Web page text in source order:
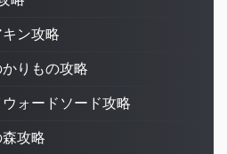
ン攻略
りもの攻略
ォードソード攻略
攻略